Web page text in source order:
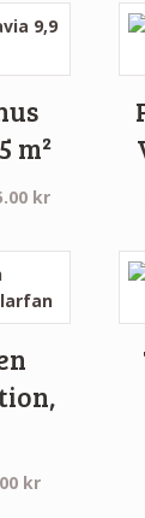
m²
kr
till
21,995.00
kr